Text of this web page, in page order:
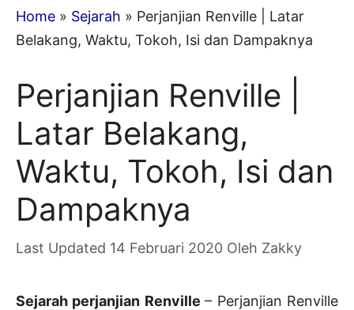
Home » Sejarah » Perjanjian Renville | Latar
Belakang, Waktu, Tokoh, Isi dan Dampaknya
Perjanjian Renville |
Latar Belakang,
Waktu, Tokoh, Isi dan
Dampaknya
14 Februari 2020 Oleh Zakky
Sejarah perjanjian Renville– Perjanjian Renville